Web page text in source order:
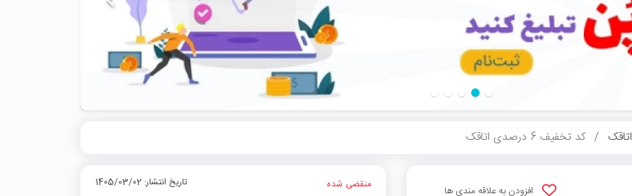
اتاقک کد تخفیف 6 درصدی اتاقک
افزودن به علاقه مندی ها منقضی شده تاریخ انتشار: 1405/03/02